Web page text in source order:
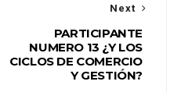
Next
PARTICIPANTE
NUMERO 13 ¿Y LOS
CICLOS DE COMERCIO
Y GESTIÓN?